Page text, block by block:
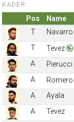
KADER:
Pos Name
T
Navarro
T
Tevez
A
Pierucci
A
Romero
A
Ayala
A
Tevez